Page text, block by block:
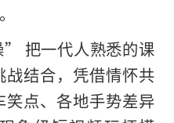
” 把一代人熟悉的课
结合，凭借情怀共
点、各地手势差异